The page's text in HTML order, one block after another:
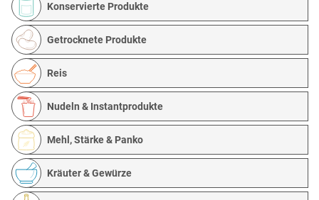
Konservierte Produkte
Getrocknete Produkte
Reis
Nudeln & Instantprodukte
Mehl, Stärke & Panko
Kräuter & Gewürze